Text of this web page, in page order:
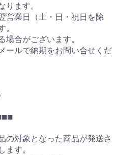
ます。
営業日（土・日・祝日を除
。
合がございます。
ールで納期をお問い合せくだ
の対象となった商品が発送さ
ます。